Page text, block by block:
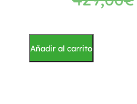
Añadir al carrito